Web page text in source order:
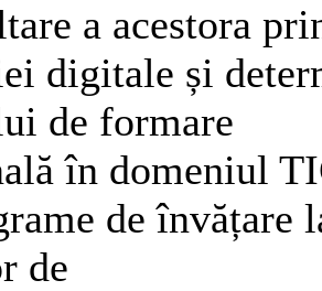
a acestora
digitale și
de formare
în domeniul
de învățare
de